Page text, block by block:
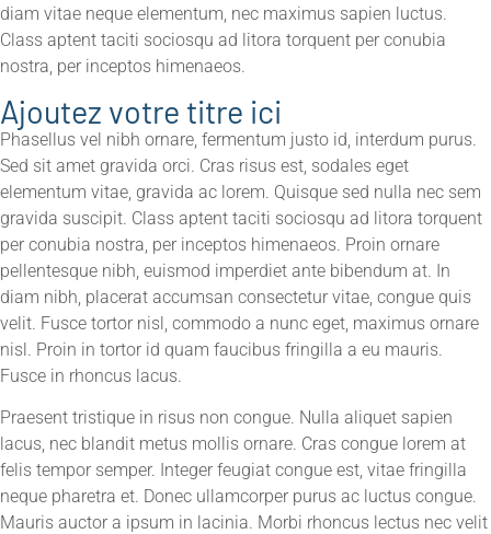
diam vitae neque elementum, nec maximus sapien luctus.
Class aptent taciti sociosqu ad litora torquent per conubia
nostra, per inceptos himenaeos.
Ajoutez votre titre ici
Phasellus vel nibh ornare, fermentum justo id, interdum purus.
Sed sit amet gravida orci. Cras risus est, sodales eget
elementum vitae, gravida ac lorem. Quisque sed nulla nec sem
gravida suscipit. Class aptent taciti sociosqu ad litora torquent
per conubia nostra, per inceptos himenaeos. Proin ornare
pellentesque nibh, euismod imperdiet ante bibendum at. In
diam nibh, placerat accumsan consectetur vitae, congue quis
velit. Fusce tortor nisl, commodo a nunc eget, maximus ornare
nisl. Proin in tortor id quam faucibus fringilla a eu mauris.
Fusce in rhoncus lacus.
Praesent tristique in risus non congue. Nulla aliquet sapien
lacus, nec blandit metus mollis ornare. Cras congue lorem at
felis tempor semper. Integer feugiat congue est, vitae fringilla
neque pharetra et. Donec ullamcorper purus ac luctus congue.
Mauris auctor a ipsum in lacinia. Morbi rhoncus lectus nec velit